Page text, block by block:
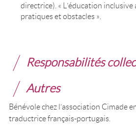
directrice). « L’éducation inclusive
pratiques et obstacles ».
Responsabilités
Autres
Bénévole chez l’association Cimade
traductrice français-portugais.